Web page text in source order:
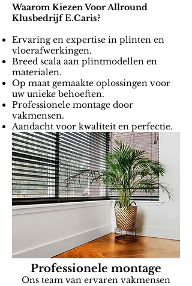
Waarom Kiezen Voor Allround
Klusbedrijf E.Caris?
Ervaring en expertise in plinten en
vloerafwerkingen.
Breed scala aan plintmodellen en
materialen.
Op maat gemaakte oplossingen voor
uw unieke behoeften.
Professionele montage door
vakmensen.
Aandacht voor kwaliteit en perfectie.
Professionele montage
Ons team van ervaren vakmensen